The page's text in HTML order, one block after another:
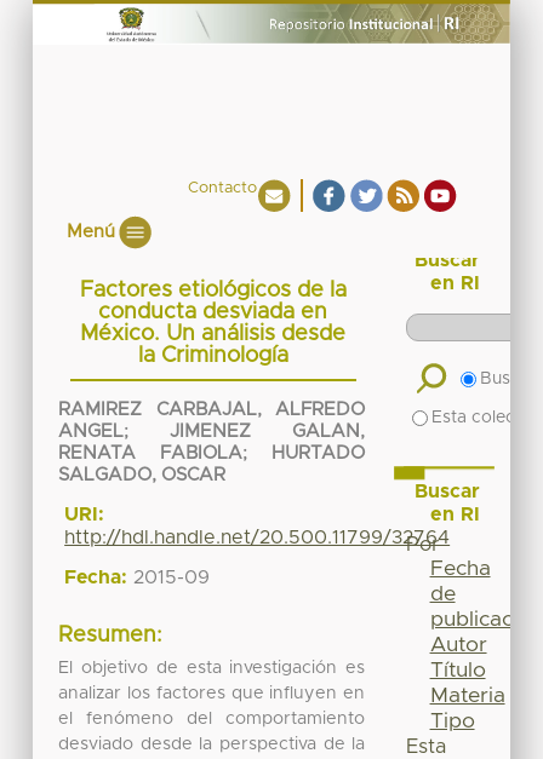
Contacto
Menú
Factores etiológicos de la
conducta desviada en
México. Un análisis desde
la Criminología
RAMIREZ CARBAJAL, ALFREDO
ANGEL;JIMENEZ GALAN,
RENATA FABIOLA;
HURTADO
SALGADO, OSCAR
URI:
http://hdl.handle.net/20.500.11799/32764
Fecha: 2015-09
Resumen:
El objetivo de esta investigación es
analizar los factores que influyen en
el fenómeno del comportamiento
desviado desde la perspectiva de la
Buscar
en RI
Buscar
Esta
Buscar
en RI
Por
Fecha
de
publicación
Autor
Título
Materia
Tipo
Esta